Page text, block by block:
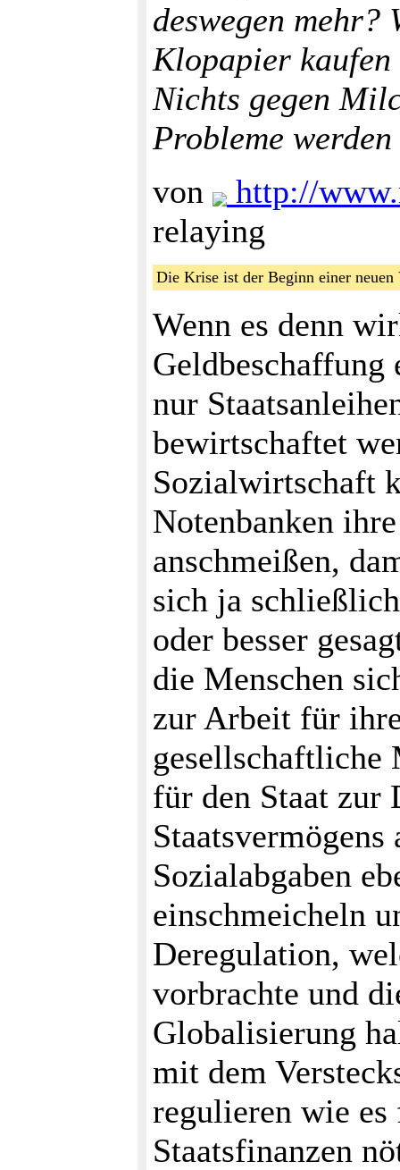
deswegen mehr?
Klopapier
Nichts gegen
Probleme
von
http://
relaying
Die Krise ist der Beginn einer
Wenn es denn
Geldbeschaffung
nur
bewirtschaftet
Sozialwirtschaft
Notenbanken
anschmeißen,
sich ja
oder besser
die Menschen
zur Arbeit für
gesellschaftliche
für den Staat zur
Sozialabgaben
einschmeicheln
Deregulation,
vorbrachte und
Globalisierung
mit dem
regulieren wie
Staatsfinanzen